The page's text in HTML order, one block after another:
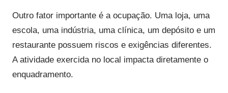
Outro fator importante é a ocupação. Uma loja, uma
escola, uma indústria, uma clínica, um depósito e um
restaurante possuem riscos e exigências diferentes.
A atividade exercida no local impacta diretamente o
enquadramento.